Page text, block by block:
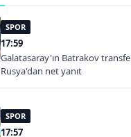
SPOR
17:59
Galatasaray'ın Batrakov
Rusya'dan net yanıt
SPOR
17:57